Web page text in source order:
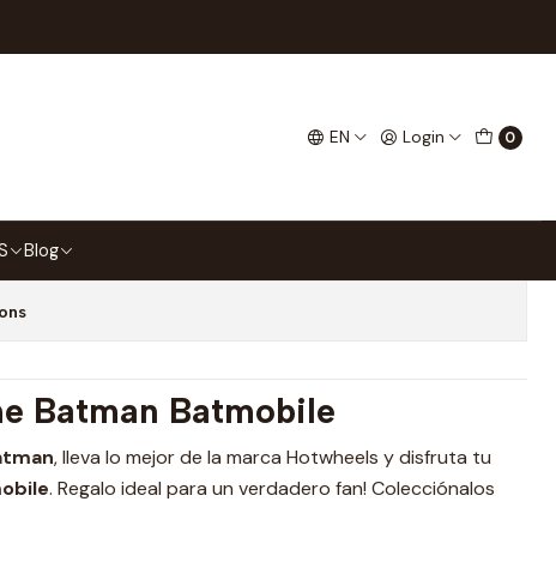
EN Login 0
Blog
DC Comics
Hot Wheels DC
Batman Batmobile
, lleva lo mejor de la marca Hotwheels y disfruta tu
. Regalo ideal para un verdadero fan! Colecciónalos